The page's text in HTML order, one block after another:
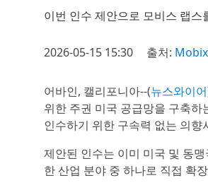
이번 인수 제안으로 모비스 랩스
2026-05-15 15:30 출처:
어바인, 캘리포니아--(뉴스와이어
위한 주권 미국 공급망을 구축
인수하기 위한 구속력 없는 의
제안된 인수는 이미 미국 및 동
한 산업 분야 중 하나로 직접 확